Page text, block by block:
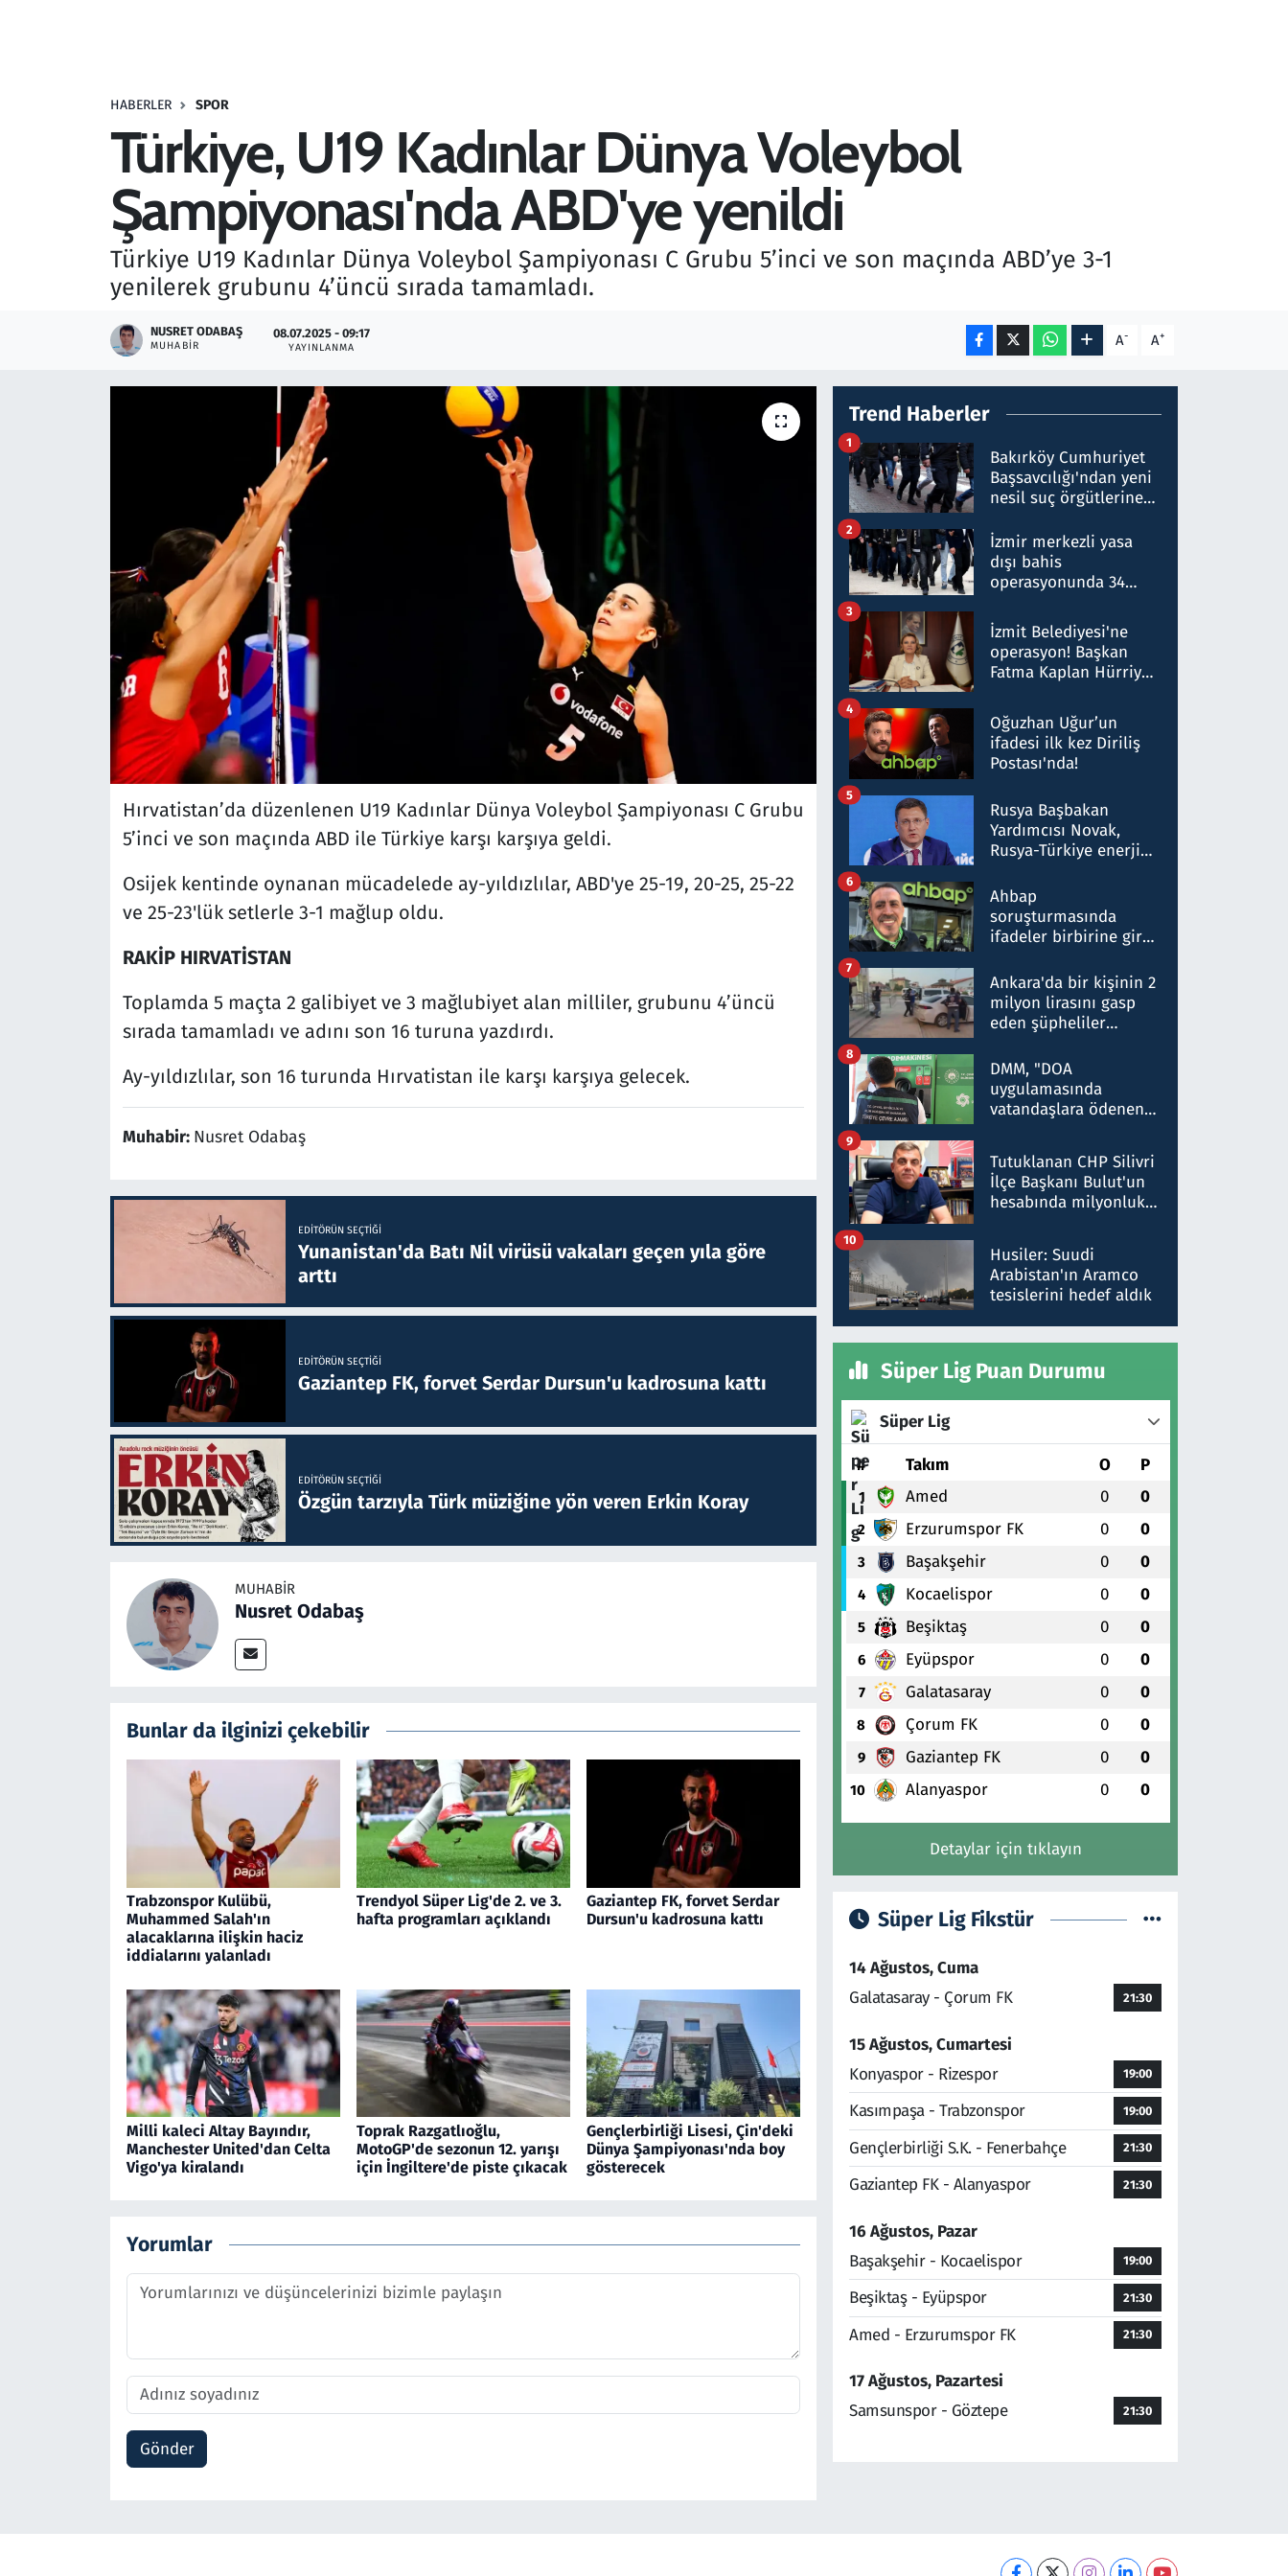
HABERLER SPOR
Türkiye, U19 Kadınlar Dünya Voleybol
Şampiyonası'nda ABD'ye yenildi
Türkiye U19 Kadınlar Dünya Voleybol Şampiyonası C Grubu 5’inci ve son maçında ABD’ye 3-1
yenilerek grubunu 4’üncü sırada tamamladı.
NUSRET ODABAŞ
MUHABIR
08.07.2025 - 09:17
YAYINLANMA A- A+
Hırvatistan’da düzenlenen U19 Kadınlar Dünya Voleybol Şampiyonası C Grubu
5’inci ve son maçında ABD ile Türkiye karşı karşıya geldi.
Osijek kentinde oynanan mücadelede ay-yıldızlılar, ABD'ye 25-19, 20-25, 25-22
ve 25-23'lük setlerle 3-1 mağlup oldu.
RAKİP HIRVATİSTAN
Toplamda 5 maçta 2 galibiyet ve 3 mağlubiyet alan milliler, grubunu 4’üncü
sırada tamamladı ve adını son 16 turuna yazdırdı.
Ay-yıldızlılar, son 16 turunda Hırvatistan ile karşı karşıya gelecek.
Muhabir: Nusret Odabaş
EDITÖRÜN SEÇTIĞI
Yunanistan'da Batı Nil virüsü vakaları geçen yıla göre
arttı
EDITÖRÜN SEÇTIĞI
Gaziantep FK, forvet Serdar Dursun'u kadrosuna kattı
EDITÖRÜN SEÇTIĞI
Özgün tarzıyla Türk müziğine yön veren Erkin Koray
MUHABIR
Nusret Odabaş
Bunlar da ilginizi çekebilir
Trabzonspor Kulübü,
Muhammed Salah'ın
alacaklarına ilişkin haciz
iddialarını yalanladı
Trendyol Süper Lig'de 2. ve 3.
hafta programları açıklandı
Gaziantep FK, forvet Serdar
Dursun'u kadrosuna kattı
Milli kaleci Altay Bayındır,
Manchester United'dan Celta
Vigo'ya kiralandı
Toprak Razgatlıoğlu,
MotoGP'de sezonun 12. yarışı
için İngiltere'de piste çıkacak
Gençlerbirliği Lisesi, Çin'deki
Dünya Şampiyonası'nda boy
gösterecek
Yorumlar
Gönder
Trend Haberler
Bakırköy Cumhuriyet
Başsavcılığı'ndan yeni
nesil suç örgütlerine
hakkında gözaltı kararı
1
İzmir merkezli yasa
dışı bahis
operasyonunda 34
Milyar liralık para
trafiği tespit edildi
2
İzmit Belediyesi'ne
operasyon! Başkan
Fatma Kaplan Hürriyet
3
Oğuzhan Uğur’un
ifadesi ilk kez Diriliş
Postası'nda!
4
Rusya Başbakan
Yardımcısı Novak,
Rusya-Türkiye enerji
nitelikte olduğunu
belirtti
5
Ahbap
soruşturmasında
ifadeler birbirine girdi:
ifadelerinden ortaya
çıkan tablo şok etti
6
Ankara'da bir kişinin 2
milyon lirasını gasp
eden şüpheliler
7
DMM, "DOA
uygulamasında
vatandaşlara ödenen
düşürüldüğü" iddiasını
yalanladı
8
Tutuklanan CHP Silivri
İlçe Başkanı Bulut'un
hesabında milyonluk
talimat verdi, ben
gönderdim
9
Husiler: Suudi
Arabistan'ın Aramco
tesislerini hedef aldık
10
Süper Lig Puan Durumu
Süper Lig
# Takım O P
1 Amed 0 0
2 Erzurumspor FK 0 0
3 Başakşehir 0 0
4 Kocaelispor 0 0
5 Beşiktaş 0 0
6 Eyüpspor 0 0
7 Galatasaray 0 0
8 Çorum FK 0 0
9 Gaziantep FK 0 0
10 Alanyaspor 0 0
Detaylar için tıklayın
Süper Lig Fikstür
14 Ağustos, Cuma
Galatasaray - Çorum FK
21:30
15 Ağustos, Cumartesi
Konyaspor - Rizespor
19:00
Kasımpaşa - Trabzonspor 19:00
Gençlerbirliği S.K. - Fenerbahçe 21:30
Gaziantep FK - Alanyaspor 21:30
16 Ağustos, Pazar
Başakşehir - Kocaelispor
19:00
Beşiktaş - Eyüpspor 21:30
Amed - Erzurumspor FK 21:30
17 Ağustos, Pazartesi
Samsunspor - Göztepe
21:30
Savunma Sanayi
Seçim 2023
Teknoloji ve Bilim
Televizyon